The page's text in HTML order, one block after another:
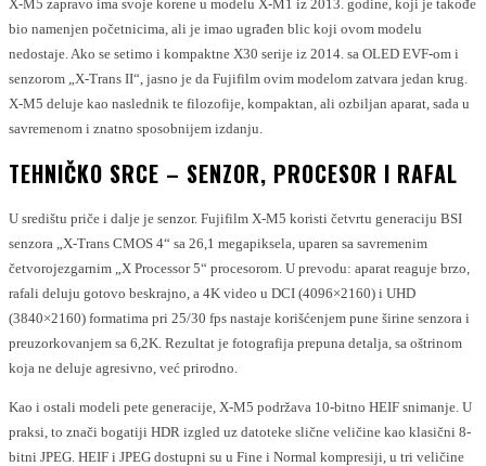
X-M5 zapravo ima svoje korene u modelu X-M1 iz 2013. godine, koji je takođe
bio namenjen početnicima, ali je imao ugrađen blic koji ovom modelu
nedostaje. Ako se setimo i kompaktne X30 serije iz 2014. sa OLED EVF-om i
senzorom „X-Trans II“, jasno je da Fujifilm ovim modelom zatvara jedan krug.
X-M5 deluje kao naslednik te filozofije, kompaktan, ali ozbiljan aparat, sada u
savremenom i znatno sposobnijem izdanju.
TEHNIČKO SRCE – SENZOR, PROCESOR I RAFAL
U središtu priče i dalje je senzor. Fujifilm X-M5 koristi četvrtu generaciju BSI
senzora „X-Trans CMOS 4“ sa 26,1 megapiksela, uparen sa savremenim
četvorojezgarnim „X Processor 5“ procesorom. U prevodu: aparat reaguje brzo,
rafali deluju gotovo beskrajno, a 4K video u DCI (4096×2160) i UHD
(3840×2160) formatima pri 25/30 fps nastaje korišćenjem pune širine senzora i
preuzorkovanjem sa 6,2K. Rezultat je fotografija prepuna detalja, sa oštrinom
koja ne deluje agresivno, već prirodno.
Kao i ostali modeli pete generacije, X-M5 podržava 10-bitno HEIF snimanje. U
praksi, to znači bogatiji HDR izgled uz datoteke slične veličine kao klasični 8-
bitni JPEG. HEIF i JPEG dostupni su u Fine i Normal kompresiji, u tri veličine